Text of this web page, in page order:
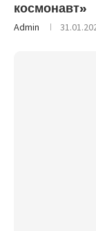
космонавт»
Admin